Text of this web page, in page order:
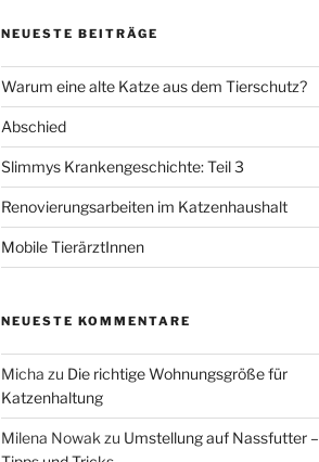
NEUESTE BEITRÄGE
Warum eine alte Katze aus dem Tierschutz?
Abschied
Slimmys Krankengeschichte: Teil 3
Renovierungsarbeiten im Katzenhaushalt
Mobile TierärztInnen
NEUESTE KOMMENTARE
Micha zu Die richtige Wohnungsgröße für
Katzenhaltung
Milena Nowak zu Umstellung auf Nassfutter –